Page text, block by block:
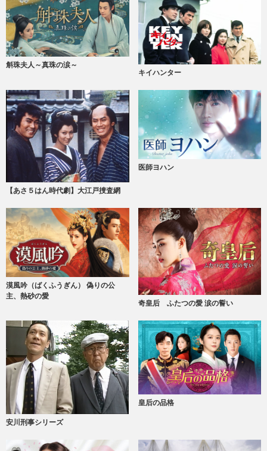
斛珠夫人～真珠の涙～
キイハンター
【あさ５はん時代劇】大江戸捜査網
医師ヨハン
漠風吟（ばくふうぎん） 偽りの公
主、熱砂の愛
奇皇后 ふたつの愛 涙の誓い
安川刑事シリーズ
皇后の品格